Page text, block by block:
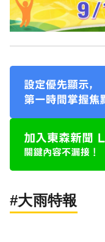
#大雨特報